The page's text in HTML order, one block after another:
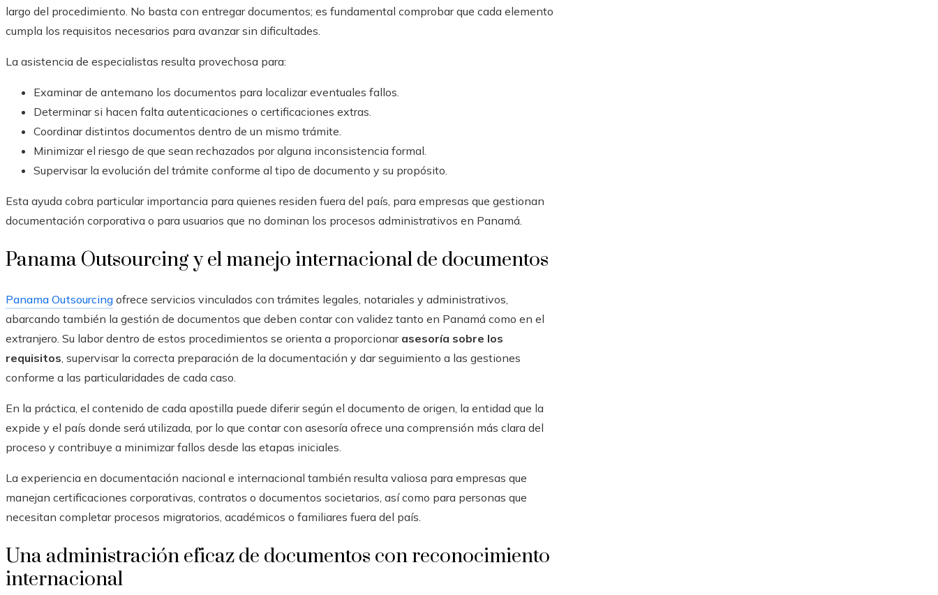
largo del procedimiento. No basta con entregar documentos; es fundamental comprobar que cada elemento
cumpla los requisitos necesarios para avanzar sin dificultades.
La asistencia de especialistas resulta provechosa para:
Examinar de antemano los documentos para localizar eventuales fallos.
Determinar si hacen falta autenticaciones o certificaciones extras.
Coordinar distintos documentos dentro de un mismo trámite.
Minimizar el riesgo de que sean rechazados por alguna inconsistencia formal.
Supervisar la evolución del trámite conforme al tipo de documento y su propósito.
Esta ayuda cobra particular importancia para quienes residen fuera del país, para empresas que gestionan
documentación corporativa o para usuarios que no dominan los procesos administrativos en Panamá.
Panama Outsourcing y el manejo internacional de documentos
Panama Outsourcing ofrece servicios vinculados con trámites legales, notariales y administrativos,
abarcando también la gestión de documentos que deben contar con validez tanto en Panamá como en el
extranjero. Su labor dentro de estos procedimientos se orienta a proporcionar asesoría sobre los
requisitos, supervisar la correcta preparación de la documentación y dar seguimiento a las gestiones
conforme a las particularidades de cada caso.
En la práctica, el contenido de cada apostilla puede diferir según el documento de origen, la entidad que la
expide y el país donde será utilizada, por lo que contar con asesoría ofrece una comprensión más clara del
proceso y contribuye a minimizar fallos desde las etapas iniciales.
La experiencia en documentación nacional e internacional también resulta valiosa para empresas que
manejan certificaciones corporativas, contratos o documentos societarios, así como para personas que
necesitan completar procesos migratorios, académicos o familiares fuera del país.
Una administración eficaz de documentos con reconocimiento
internacional